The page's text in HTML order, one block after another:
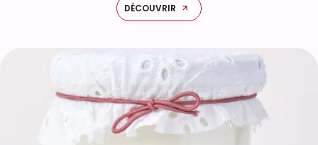
DÉCOUVRIR